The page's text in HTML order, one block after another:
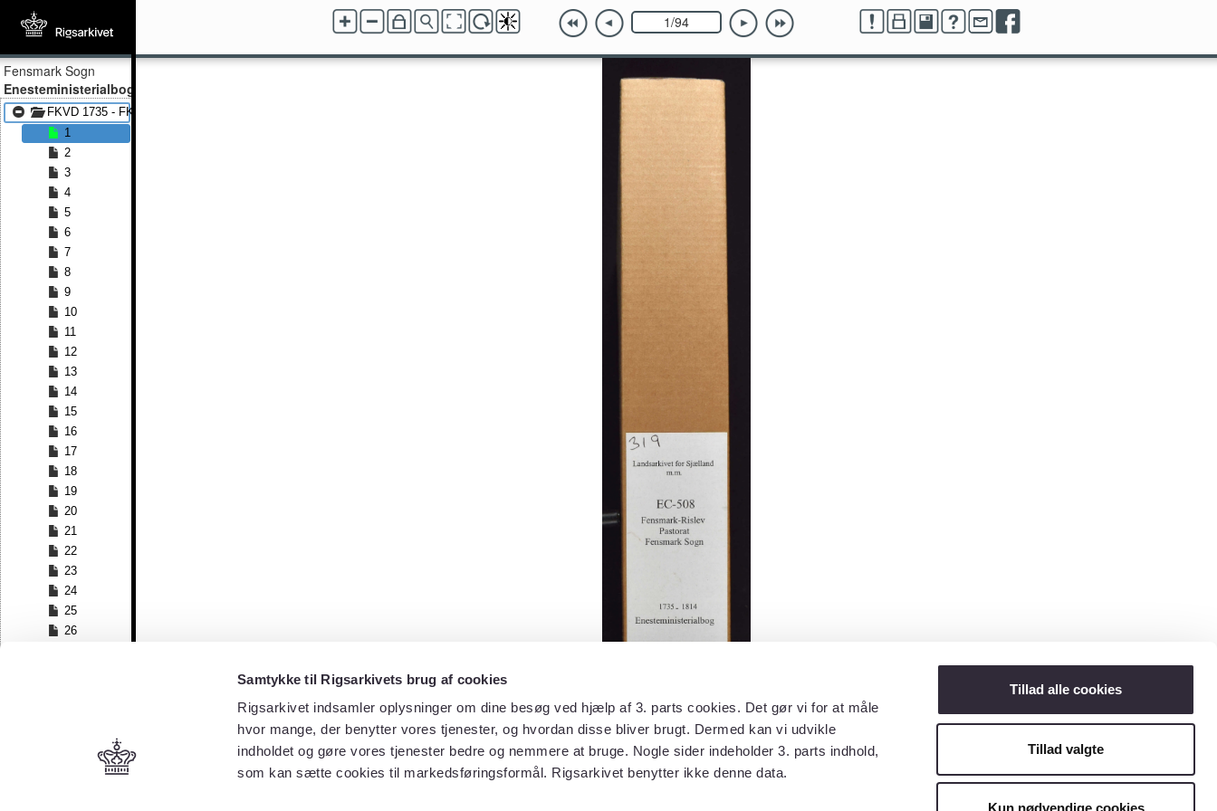
Samtykke til Rigsarkivets brug af cookies
Rigsarkivet indsamler oplysninger om dine besøg ved hjælp af 3. parts cookies. Det gør vi for at måle
hvor mange, der benytter vores tjenester, og hvordan disse bliver brugt. Dermed kan vi udvikle
indholdet og gøre vores tjenester bedre og nemmere at bruge. Nogle sider indeholder 3. parts indhold,
som kan sætte cookies til markedsføringsformål. Rigsarkivet benytter ikke denne data.
Tillad alle cookies
Tillad valgte
Kun nødvendige cookies
Fensmark Sogn
Enesteministerialbog
FKVD 1735 - FKVD 1814
1
2
3
4
5
6
7
8
9
10
11
12
13
14
15
16
17
18
19
20
21
22
23
24
25
26